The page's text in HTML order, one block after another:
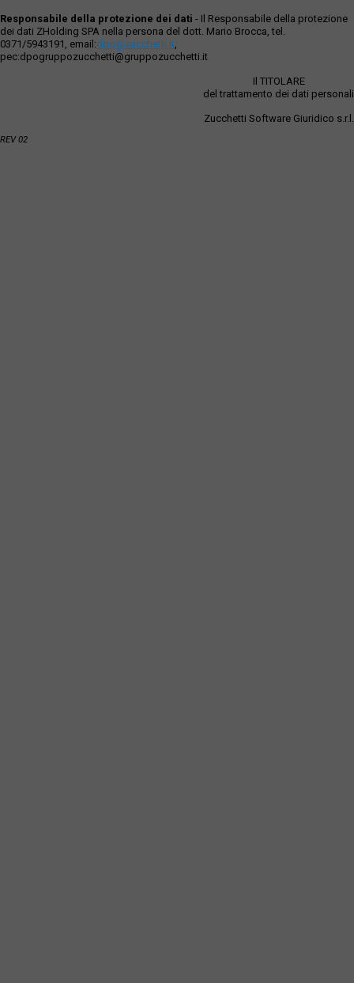
Responsabile della protezione dei dati - Il Responsabile della protezione
dei dati ZHolding SPA nella persona del dott. Mario Brocca, tel.
0371/5943191, email:dpo@zucchetti.it,
pec:dpogruppozucchetti@gruppozucchetti.it
Il TITOLARE
del trattamento dei dati personali
Zucchetti Software Giuridico s.r.l.
REV 02